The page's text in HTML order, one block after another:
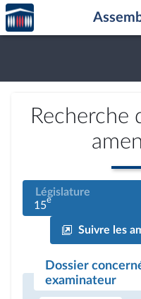
Aller au contenu
Aller en bas de la page
Accèder
à la
page
Recherche
Législature
15e
Suivre les
Dossier
examinateur